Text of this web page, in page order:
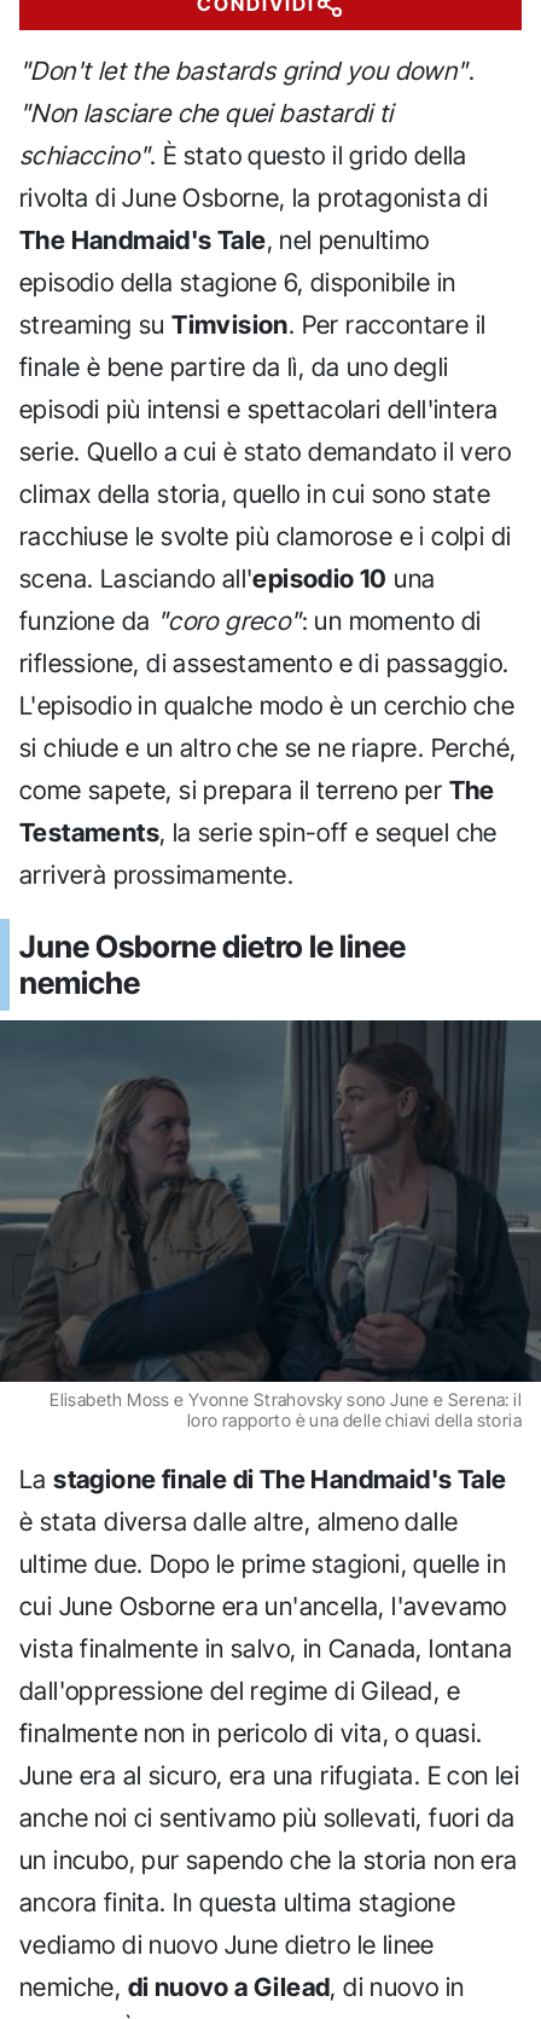
"Don't let the bastards grind you down".
"Non lasciare che quei bastardi ti
schiaccino". È stato questo il grido della
rivolta di June Osborne, la protagonista di
The Handmaid's Tale, nel penultimo
episodio della stagione 6, disponibile in
streaming suTimvision. Per raccontare il
finale è bene partire da lì, da uno degli
episodi più intensi e spettacolari dell'intera
serie. Quello a cui è stato demandato il vero
climax della storia, quello in cui sono state
racchiuse le svolte più clamorose e i colpi di
scena. Lasciando all'episodio 10 una
funzione da "coro greco": un momento di
riflessione, di assestamento e di passaggio.
L'episodio in qualche modo è un cerchio che
si chiude e un altro che se ne riapre. Perché,
come sapete, si prepara il terreno per The
Testaments, la serie spin-off e sequel che
arriverà prossimamente.
June Osborne dietro le linee
nemiche
Elisabeth Moss e Yvonne Strahovsky sono June e Serena: il
loro rapporto è una delle chiavi della storia
Lastagione finale di The Handmaid's Tale
è stata diversa dalle altre, almeno dalle
ultime due. Dopo le prime stagioni, quelle in
cui June Osborne era un'ancella, l'avevamo
vista finalmente in salvo, in Canada, lontana
dall'oppressione del regime di Gilead, e
finalmente non in pericolo di vita, o quasi.
June era al sicuro, era una rifugiata. E con lei
anche noi ci sentivamo più sollevati, fuori da
un incubo, pur sapendo che la storia non era
ancora finita. In questa ultima stagione
vediamo di nuovo June dietro le linee
nemiche, di nuovo a Gilead, di nuovo in